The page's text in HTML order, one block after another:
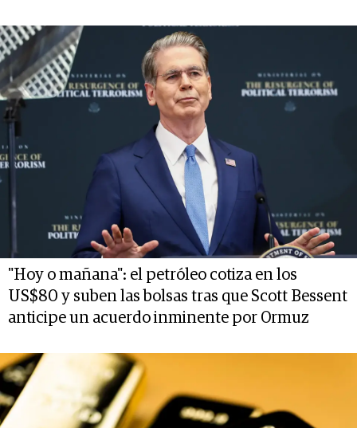
"Hoy o mañana": el petróleo cotiza en los
US$80 y suben las bolsas tras que Scott Bessent
anticipe un acuerdo inminente por Ormuz